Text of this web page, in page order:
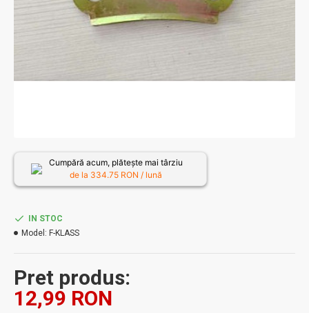
Pret produs:
12,99 RON
IN STOC
Model: F-KLASS
Cumpără acum, plătește mai târziu
de la 334.75 RON / lună